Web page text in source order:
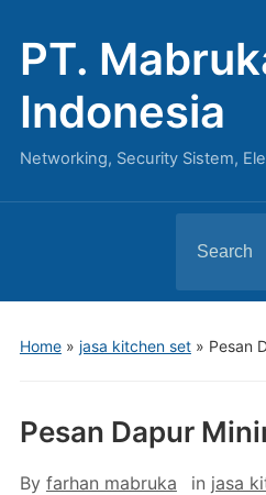
PT.
Indonesia
Networking, Security Sistem,
for:
Home» jasa kitchen set» Pesan
Pesan Dapur
By farhan mabruka in jasa